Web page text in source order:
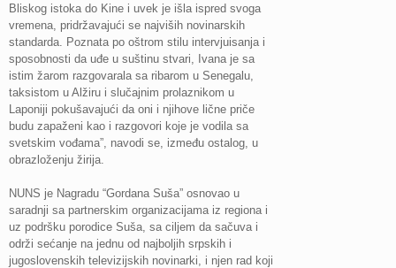
Bliskog istoka do Kine i uvek je išla ispred svoga
vremena, pridržavajući se najviših novinarskih
standarda. Poznata po oštrom stilu intervjuisanja i
sposobnosti da uđe u suštinu stvari, Ivana je sa
istim žarom razgovarala sa ribarom u Senegalu,
taksistom u Alžiru i slučajnim prolaznikom u
Laponiji pokušavajući da oni i njihove lične priče
budu zapaženi kao i razgovori koje je vodila sa
svetskim vođama”, navodi se, između ostalog, u
obrazloženju žirija.
NUNS je Nagradu “Gordana Suša” osnovao u
saradnji sa partnerskim organizacijama iz regiona i
uz podršku porodice Suša, sa ciljem da sačuva i
održi sećanje na jednu od najboljih srpskih i
jugoslovenskih televizijskih novinarki, i njen rad koji